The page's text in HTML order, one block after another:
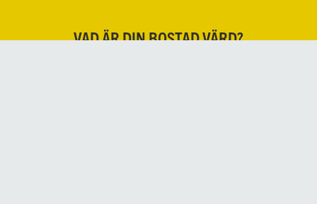
VAD ÄR DIN BOSTAD VÄRD?